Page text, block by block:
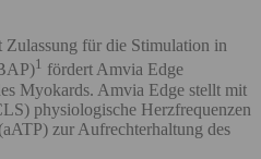
Zulassung für die Stimulation in
1 fördert Amvia Edge
Myokards. Amvia Edge stellt mit
physiologische Herzfrequenzen
zur Aufrechterhaltung des